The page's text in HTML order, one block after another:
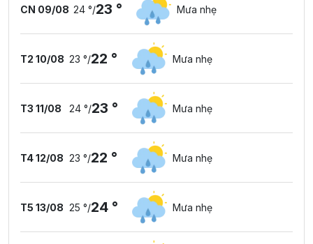
CN 09/08 24 °/23 ° Mưa nhẹ
T2 10/08 23 °/22 ° Mưa nhẹ
T3 11/08 24 °/23 ° Mưa nhẹ
T4 12/08 23 °/22 ° Mưa nhẹ
T5 13/08 25 °/24 ° Mưa nhẹ